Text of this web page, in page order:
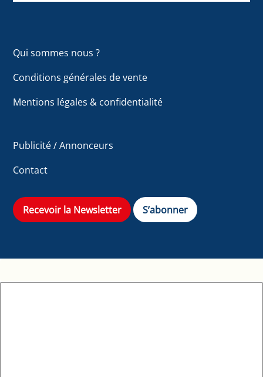
Qui sommes nous ?
Conditions générales de vente
Mentions légales & confidentialité
Publicité / Annonceurs
Contact
Recevoir la Newsletter S’abonner